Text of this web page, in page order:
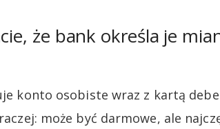
że bank określa je
konto osobiste wraz z kartą
może być darmowe, ale